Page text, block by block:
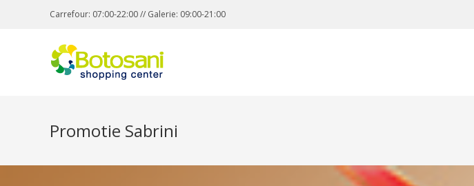
Carrefour: 07:00-22:00 // Galerie: 09:00-21:00
Promotie Sabrini